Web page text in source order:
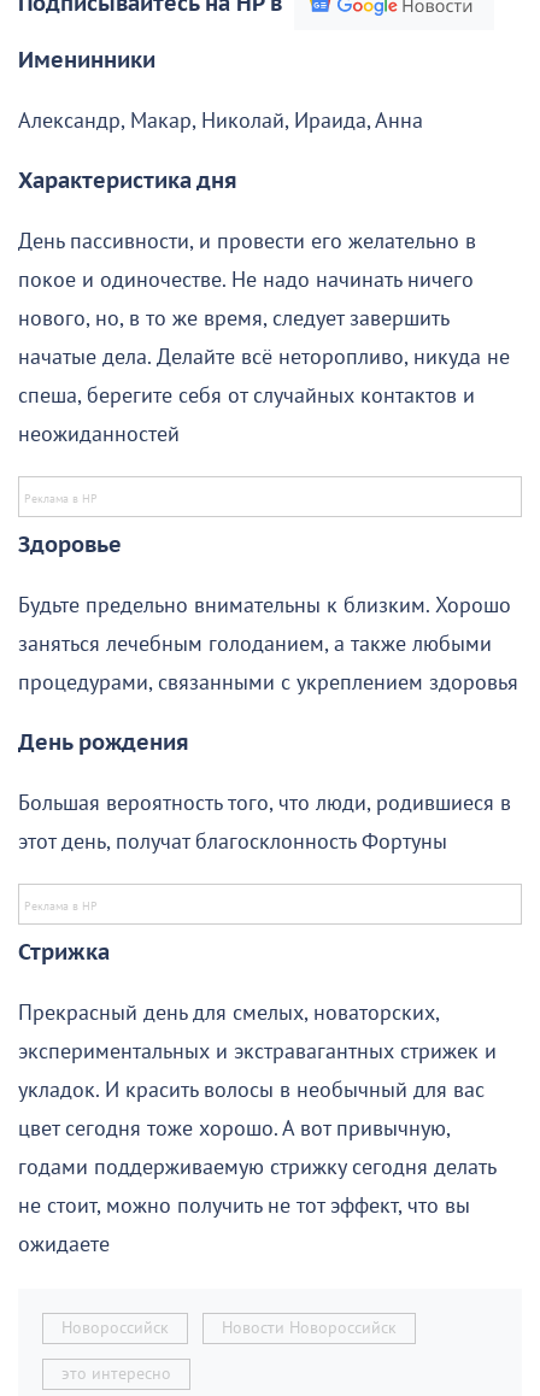
Именинники
Александр, Макар, Николай, Ираида, Анна
Характеристика дня
День пассивности, и провести его желательно в
покое и одиночестве. Не надо начинать ничего
нового, но, в то же время, следует завершить
начатые дела. Делайте всё неторопливо, никуда не
спеша, берегите себя от случайных контактов и
неожиданностей
Здоровье
Будьте предельно внимательны к близким. Хорошо
заняться лечебным голоданием, а также любыми
процедурами, связанными с укреплением здоровья
День рождения
Большая вероятность того, что люди, родившиеся в
этот день, получат благосклонность Фортуны
Стрижка
Прекрасный день для смелых, новаторских,
экспериментальных и экстравагантных стрижек и
укладок. И красить волосы в необычный для вас
цвет сегодня тоже хорошо. А вот привычную,
годами поддерживаемую стрижку сегодня делать
не стоит, можно получить не тот эффект, что вы
ожидаете
Новороссийск Новости Новороссийск
это интересно